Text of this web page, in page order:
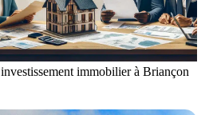
immobilier à Briançon